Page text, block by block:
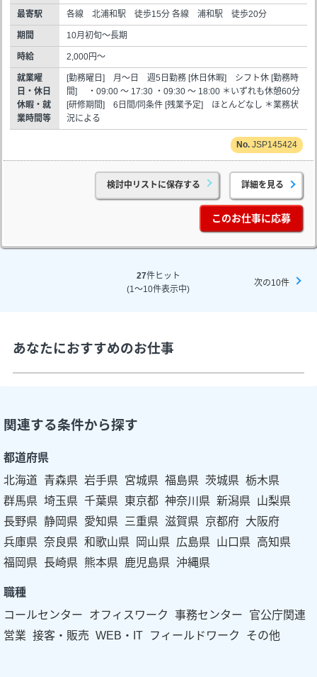
最寄駅 各線 北浦和駅 徒歩15分 各線 浦和駅 徒歩20分
期間 10月初旬～長期
時給 2,000円～
就業曜
日・休日
休暇・就
業時間等
[勤務曜日] 月～日 週5日勤務 [休日休暇] シフト休 [勤務時
間] ・09:00 ～ 17:30 ・09:30 ～ 18:00 ＊いずれも休憩60分
[研修期間] 6日間/同条件 [残業予定] ほとんどなし ＊業務状
況による
JSP145424
検討中リストに保存する 詳細を見る
このお仕事に応募
27件ヒット
(1～10件表示中)
次の10件
あなたにおすすめのお仕事
関連する条件から探す
都道府県
北海道 青森県 岩手県 宮城県 福島県 茨城県 栃木県
群馬県 埼玉県 千葉県 東京都 神奈川県 新潟県 山梨県
長野県 静岡県 愛知県 三重県 滋賀県 京都府 大阪府
兵庫県 奈良県 和歌山県 岡山県 広島県 山口県 高知県
福岡県 長崎県 熊本県 鹿児島県 沖縄県
職種
コールセンター
オフィスワーク 事務センター
官公庁関連
営業 接客・販売 WEB・IT フィールドワーク その他